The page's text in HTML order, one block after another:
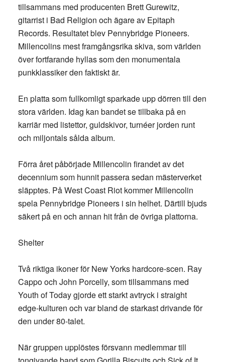
tillsammans med producenten Brett Gurewitz,
gitarrist i Bad Religion och ägare av Epitaph
Records. Resultatet blev Pennybridge Pioneers.
Millencolins mest framgångsrika skiva, som världen
över fortfarande hyllas som den monumentala
punkklassiker den faktiskt är.
En platta som fullkomligt sparkade upp dörren till den
stora världen. Idag kan bandet se tillbaka på en
karriär med listettor, guldskivor, turnéer jorden runt
och miljontals sålda album.
Förra året påbörjade Millencolin firandet av det
decennium som hunnit passera sedan mästerverket
släpptes. På West Coast Riot kommer Millencolin
spela Pennybridge Pioneers i sin helhet. Därtill bjuds
säkert på en och annan hit från de övriga plattorna.
Shelter
Två riktiga ikoner för New Yorks hardcore-scen. Ray
Cappo och John Porcelly, som tillsammans med
Youth of Today gjorde ett starkt avtryck i straight
edge-kulturen och var bland de starkast drivande för
den under 80-talet.
När gruppen upplöstes försvann medlemmar till